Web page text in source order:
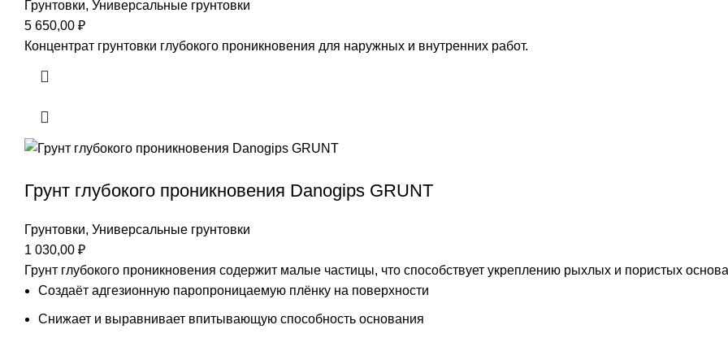
Грунтовки, Универсальные грунтовки
5 650,00 ₽
Концентрат грунтовки глубокого проникновения для наружных и внутренних работ.
Грунт глубокого проникновения Danogips GRUNT
Грунтовки, Универсальные грунтовки
1 030,00 ₽
Грунт глубокого проникновения содержит малые частицы, что способствует укреплению рыхлых и пористых
Создаёт адгезионную паропроницаемую плёнку на поверхности
Снижает и выравнивает впитывающую способность основания